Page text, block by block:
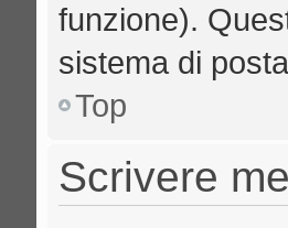
funzione).
sistema di
Top
Scrivere